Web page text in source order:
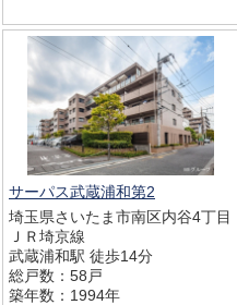
サーパス武蔵浦和第2
埼玉県さいたま市南区内谷4丁目
ＪＲ埼京線
武蔵浦和駅 徒歩14分
総戸数：58戸
築年数：1994年